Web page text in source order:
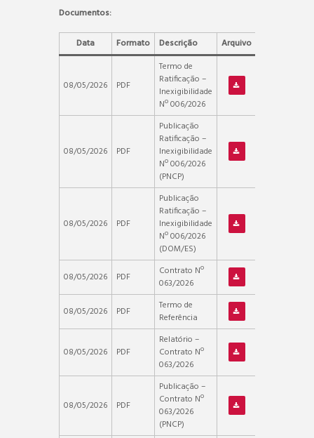
Documentos:
Data Formato Descrição Arquivo
08/05/2026 PDF
Termo de
Ratificação –
Inexigibilidade
Nº 006/2026
08/05/2026 PDF
Publicação
Ratificação –
Inexigibilidade
Nº 006/2026
(PNCP)
08/05/2026 PDF
Publicação
Ratificação –
Inexigibilidade
Nº 006/2026
(DOM/ES)
08/05/2026
PDF
Contrato Nº
063/2026
08/05/2026
PDF
Termo de
Referência
08/05/2026 PDF
Relatório –
Contrato Nº
063/2026
08/05/2026 PDF
Publicação –
Contrato Nº
063/2026
(PNCP)